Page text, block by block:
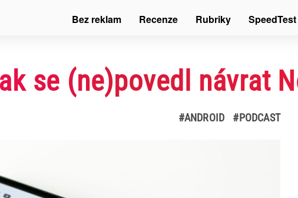
se (ne)povedl návrat
#ANDROID #PODCAST
Bez reklam Recenze Rubriky SpeedTest